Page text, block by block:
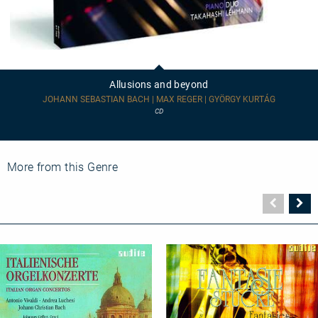
Allusions and beyond
JOHANN SEBASTIAN BACH | MAX REGER | GYÖRGY KURTÁG
CD
More from this Genre
Seite